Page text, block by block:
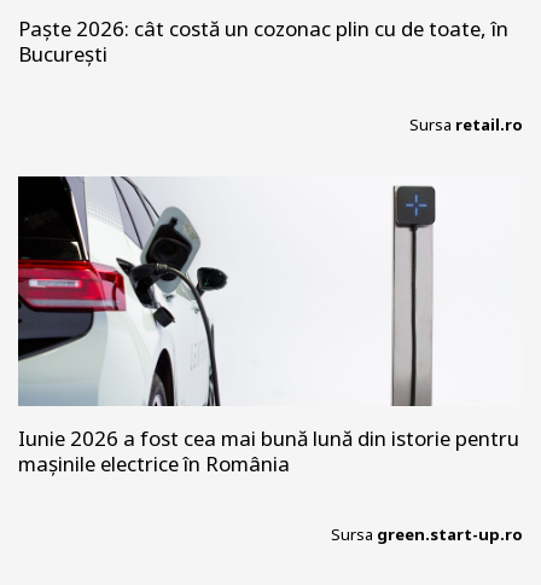
Paște 2026: cât costă un cozonac plin cu de toate, în
București
Sursa retail.ro
Iunie 2026 a fost cea mai bună lună din istorie pentru
mașinile electrice în România
Sursa green.start-up.ro